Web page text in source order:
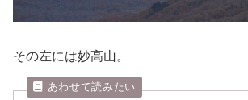
その左には妙高山。